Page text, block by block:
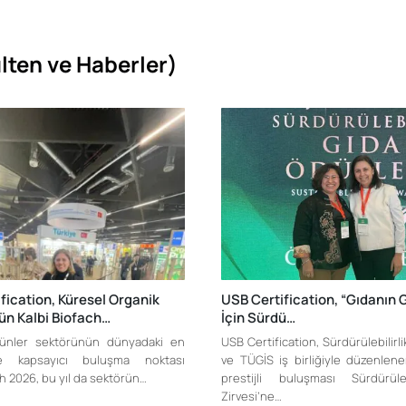
ve Haberler)
Küresel Organik
Kalbi Biofach…
sektörünün dünyadaki en
buluşma noktası
2026, bu yıl da sektörün…
USB Certification, “Gıdanın
İçin Sürdü…
USB Certification,
ve TÜGİS iş birliğiyle
prestijli buluşması
Zirvesi’ne…